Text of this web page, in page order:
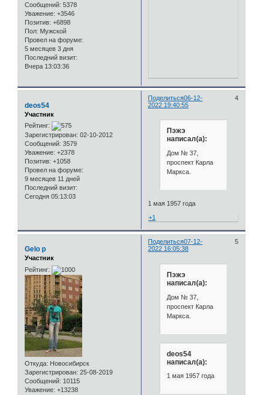
Сообщений: 5378
Уважение: +3546
Позитив: +6898
Пол: Мужской
Провел на форуме:
5 месяцев 3 дня
Последний визит:
Вчера 13:03:36
Поделиться 4
06-12-
2022 19:40:55
deos54
Участник
Рейтинг:
Зарегистрирован: 02-10-2012
Сообщений: 3579
Уважение: +2378
Позитив: +1058
Провел на форуме:
9 месяцев 11 дней
Последний визит:
Сегодня 05:13:03
Пэжэ
написал(а):
Дом № 37,
проспект Карла
Маркса.
1 мая 1957 года
+1
Поделиться 5
07-12-
2022 16:05:38
Gelo p
Участник
Рейтинг:
Откуда: Новосибирск
Зарегистрирован: 25-08-2019
Сообщений: 10115
Уважение: +13238
Пэжэ
написал(а):
Дом № 37,
проспект Карла
Маркса.
deos54
написал(а):
1 мая 1957 года